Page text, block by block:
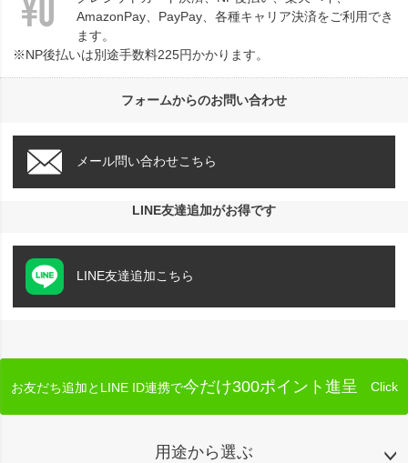
AmazonPay、PayPay、各種キャリア決済をご利用でき
ます。
※NP後払いは別途手数料225円かかります。
フォームからのお問い合わせ
メール問い合わせこちら
LINE友達追加がお得です
LINE友達追加こちら
お友だち追加とLINE ID連携で今だけ300ポイント進呈 Click
用途から選ぶ